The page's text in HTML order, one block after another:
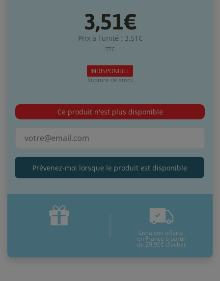
3,51€
Prix à l'unité : 3,51€
TTC
INDISPONIBLE
Rupture de stock
Ce produit n'est plus disponible
Prévenez-moi lorsque le produit est disponible
Livraison offerte
en France à partir
de 29,90€ d'achat